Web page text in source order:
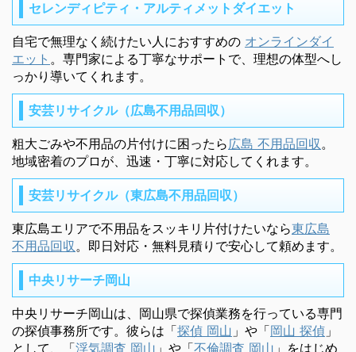
セレンディピティ・アルティメットダイエット
自宅で無理なく続けたい人におすすめの オンラインダイ
エット 。専門家による丁寧なサポートで、理想の体型へし
っかり導いてくれます。
安芸リサイクル（広島不用品回収）
粗大ごみや不用品の片付けに困ったら 広島 不用品回収 。
地域密着のプロが、迅速・丁寧に対応してくれます。
安芸リサイクル（東広島不用品回収）
東広島エリアで不用品をスッキリ片付けたいなら東広島
不用品回収 。即日対応・無料見積りで安心して頼めます。
中央リサーチ岡山
中央リサーチ岡山は、岡山県で探偵業務を行っている専門
の探偵事務所です。彼らは「探偵 岡山 」や「岡山 探偵 」
として、「浮気調査 岡山 」や「不倫調査 岡山 」をはじめ